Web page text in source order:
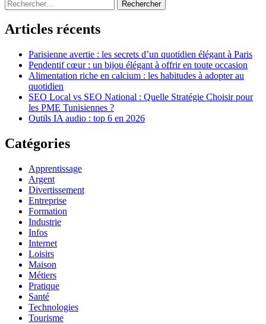
l’article
Sidebar
Articles récents
Parisienne avertie : les secrets d’un quotidien élégant à Paris
Pendentif cœur : un bijou élégant à offrir en toute occasion
Alimentation riche en calcium : les habitudes à adopter au
quotidien
SEO Local vs SEO National : Quelle Stratégie Choisir pour
les PME Tunisiennes ?
Outils IA audio : top 6 en 2026
Catégories
Apprentissage
Argent
Divertissement
Entreprise
Formation
Industrie
Infos
Internet
Loisirs
Maison
Métiers
Pratique
Santé
Technologies
Tourisme